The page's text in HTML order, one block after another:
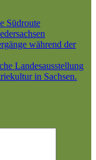
Südroute
während der
Landesausstellung
in Sachsen.